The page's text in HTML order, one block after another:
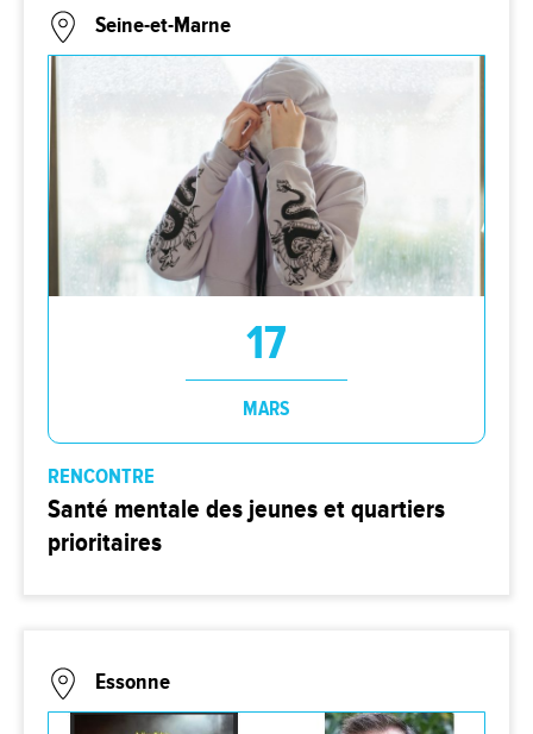
Seine-et-Marne
17
MARS
RENCONTRE
Santé mentale des jeunes et quartiers
prioritaires
Essonne